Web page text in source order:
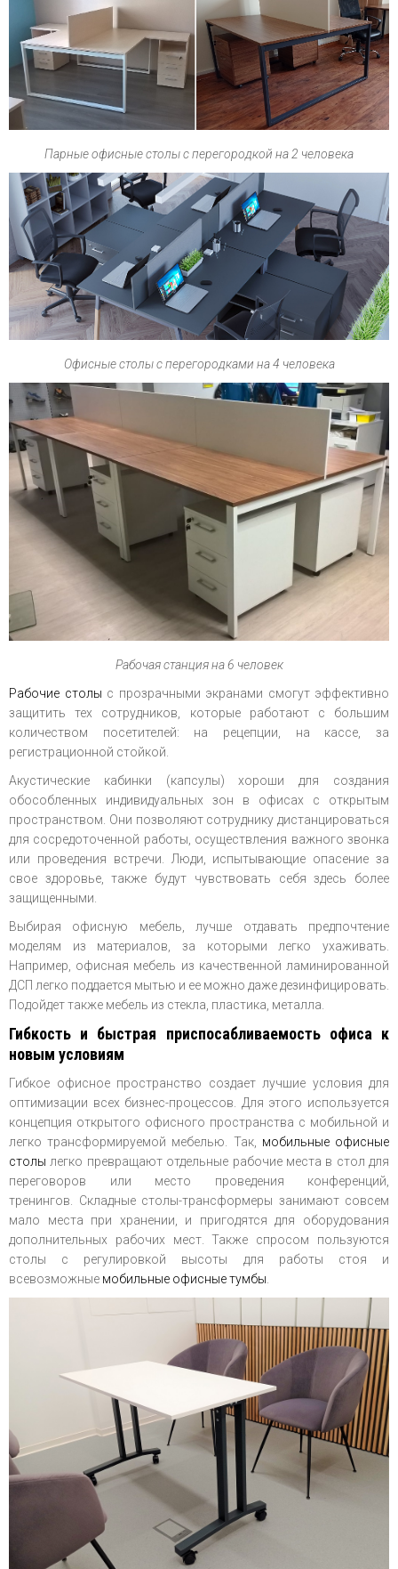
Парные офисные столы с перегородкой на 2 человека
Офисные столы с перегородками на 4 человека
Рабочая станция на 6 человек
Рабочие столы с прозрачными экранами смогут эффективно
защитить тех сотрудников, которые работают с большим
количеством посетителей: на рецепции, на кассе, за
регистрационной стойкой.
Акустические кабинки (капсулы) хороши для создания
обособленных индивидуальных зон в офисах с открытым
пространством. Они позволяют сотруднику дистанцироваться
для сосредоточенной работы, осуществления важного звонка
или проведения встречи. Люди, испытывающие опасение за
свое здоровье, также будут чувствовать себя здесь более
защищенными.
Выбирая офисную мебель, лучше отдавать предпочтение
моделям из материалов, за которыми легко ухаживать.
Например, офисная мебель из качественной ламинированной
ДСП легко поддается мытью и ее можно даже дезинфицировать.
Подойдет также мебель из стекла, пластика, металла.
Гибкость и быстрая приспосабливаемость офиса к
новым условиям
Гибкое офисное пространство создает лучшие условия для
оптимизации всех бизнес-процессов. Для этого используется
концепция открытого офисного пространства с мобильной и
легко трансформируемой мебелью. Так, мобильные офисные
столы легко превращают отдельные рабочие места в стол для
переговоров или место проведения конференций,
тренингов. Складные столы-трансформеры занимают совсем
мало места при хранении, и пригодятся для оборудования
дополнительных рабочих мест. Также спросом пользуются
столы с регулировкой высоты для работы стоя и
всевозможные мобильные офисные тумбы.